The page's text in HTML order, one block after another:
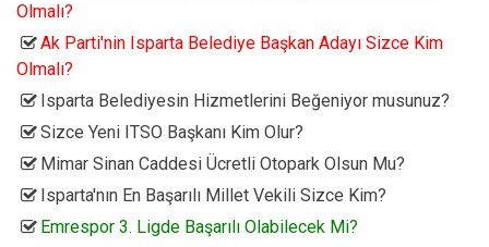
Olmalı?
Ak Parti'nin Isparta Belediye Başkan Adayı Sizce Kim
Olmalı?
Isparta Belediyesin Hizmetlerini Beğeniyor musunuz?
Sizce Yeni ITSO Başkanı Kim Olur?
Mimar Sinan Caddesi Ücretli Otopark Olsun Mu?
Isparta'nın En Başarılı Millet Vekili Sizce Kim?
Emrespor 3. Ligde Başarılı Olabilecek Mi?